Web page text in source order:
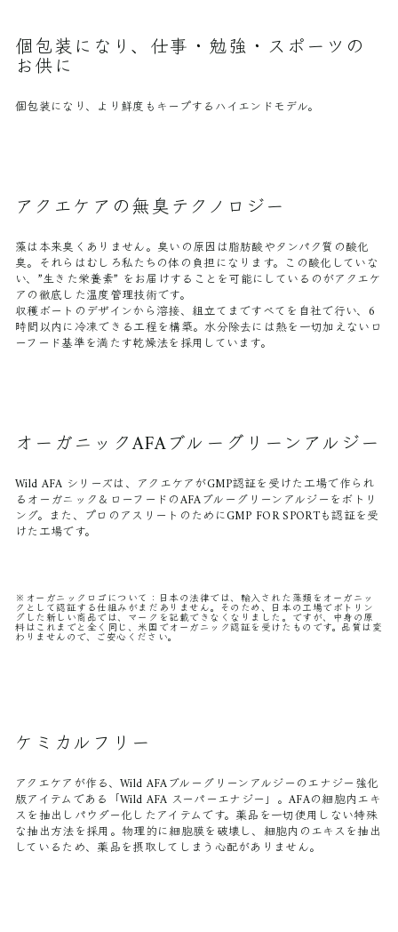
個包装になり、仕事・勉強・スポーツの
お供に
個包装になり、より鮮度もキープするハイエンドモデル。
アクエケアの無臭テクノロジー
藻は本来臭くありません。臭いの原因は脂肪酸やタンパク質の酸化
臭。それらはむしろ私たちの体の負担になります。この酸化していな
い、”生きた栄養素” をお届けすることを可能にしているのがアクエケ
アの徹底した温度管理技術です。
収穫ボートのデザインから溶接、組立てまですべてを自社で行い、6
時間以内に冷凍できる工程を構築。水分除去には熱を一切加えないロ
ーフード基準を満たす乾燥法を採用しています。
オーガニックAFAブルーグリーンアルジー
Wild AFA シリーズは、アクエケアがGMP認証を受けた工場で作られ
るオーガニック＆ローフードのAFAブルーグリーンアルジーをボトリ
ング。また、プロのアスリートのためにGMP FOR SPORTも認証を受
けた工場です。
※オーガニックロゴについて：日本の法律では、輸入された藻類をオーガニッ
クとして認証する仕組みがまだありません。そのため、日本の工場でボトリン
グした新しい商品では、マークを記載できなくなりました。ですが、中身の原
料はこれまでと全く同じ、米国でオーガニック認証を受けたものです。品質は変
わりませんので、ご安心ください。
ケミカルフリー
アクエケアが作る、Wild AFAブルーグリーンアルジーのエナジー強化
版アイテムである「Wild AFA スーパーエナジー」。AFAの細胞内エキ
スを抽出しパウダー化したアイテムです。薬品を一切使用しない特殊
な抽出方法を採用。物理的に細胞膜を破壊し、細胞内のエキスを抽出
しているため、薬品を摂取してしまう心配がありません。